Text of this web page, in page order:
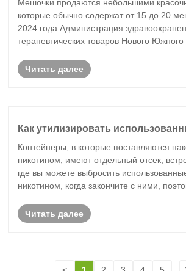
Мешочки продаются небольшими
которые обычно содержат от 15 до 20 мешочков.
2024 года Администрация
терапевтических товаров Нового Южного
никотиновые продукты, включая 30 000
сигар......
Читать далее
Как утилизировать
Контейнеры, в которые поставляются
никотином, имеют отдельный отсек,
где вы можете выбросить
никотином, когда закончите с ними,
Читать далее